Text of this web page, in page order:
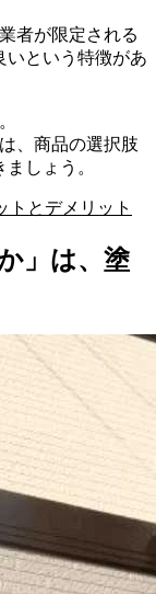
者が限定される
いという特徴があ
、商品の選択肢
しょう。
トとデメリット
」は、塗